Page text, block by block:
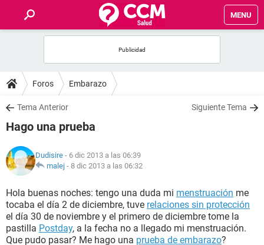
MENU
FOROS
SALUD
FAMILIA
NUTRICIÓN
BIENESTAR
SEXUALIDAD
Foros Embarazo
Tema Anterior Siguiente Tema
Hago una prueba
Dudisire - 6 dic 2013 a las 06:39
malej - 8 dic 2013 a las 06:32
Hola buenas noches: tengo una duda mi menstruación me
tocaba el día 2 de diciembre, tuve relaciones sin protección
el día 30 de noviembre y el primero de diciembre tome la
pastilla Postday, a la fecha no a llegado mi menstruación.
Que pudo pasar? Me hago una prueba de embarazo?